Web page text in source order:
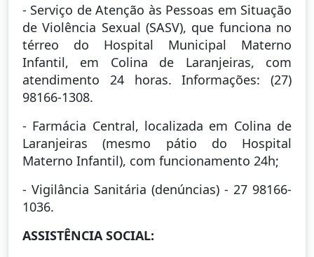
- Serviço de Atenção às Pessoas em Situação
de Violência Sexual (SASV), que funciona no
térreo do Hospital Municipal Materno
Infantil, em Colina de Laranjeiras, com
atendimento 24 horas. Informações: (27)
98166-1308.
- Farmácia Central, localizada em Colina de
Laranjeiras (mesmo pátio do Hospital
Materno Infantil), com funcionamento 24h;
- Vigilância Sanitária (denúncias) - 27 98166-
1036.
ASSISTÊNCIA SOCIAL: